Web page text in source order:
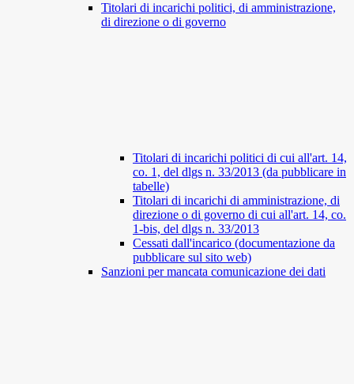
Titolari di incarichi politici, di amministrazione,
di direzione o di governo
Titolari di incarichi politici di cui all'art. 14,
co. 1, del dlgs n. 33/2013 (da pubblicare in
tabelle)
Titolari di incarichi di amministrazione, di
direzione o di governo di cui all'art. 14, co.
1-bis, del dlgs n. 33/2013
Cessati dall'incarico (documentazione da
pubblicare sul sito web)
Sanzioni per mancata comunicazione dei dati